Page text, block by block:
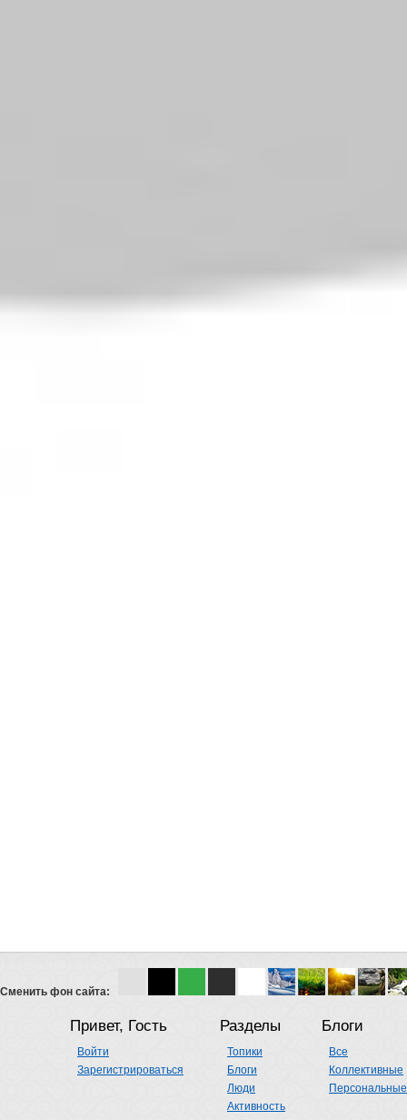
Сменить фон сайта:
Привет, Гость
Войти
Зарегистрироваться
Разделы
Топики
Блоги
Люди
Активность
Блоги
Все
Коллективные
Персональные